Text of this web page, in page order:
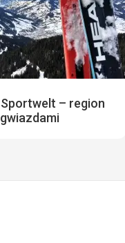
– region